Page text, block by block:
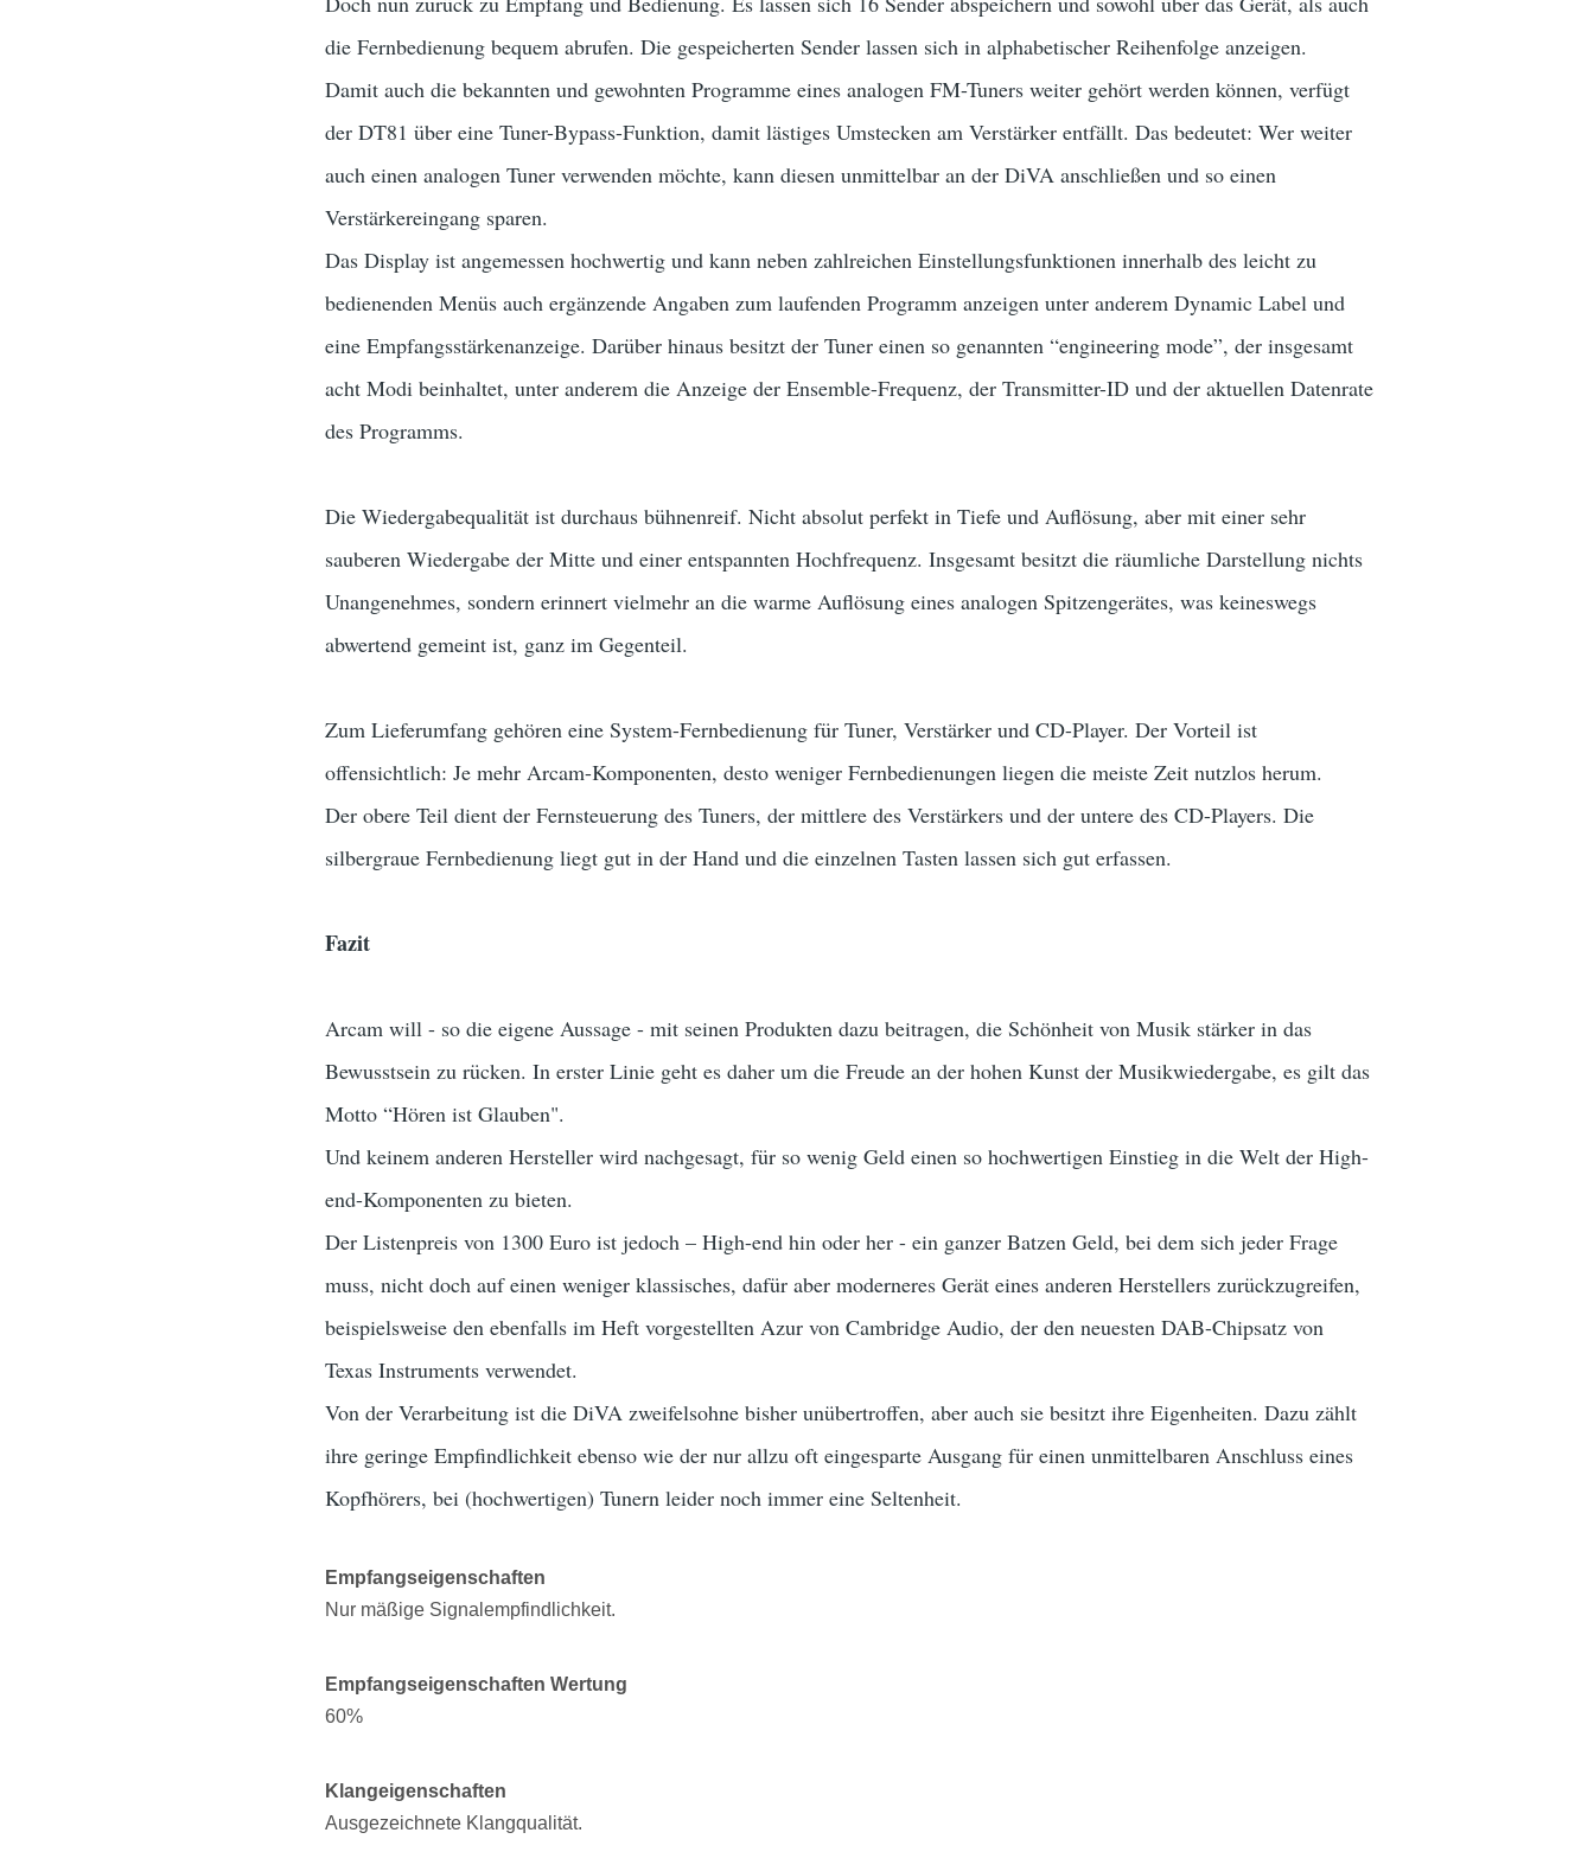
die Fernbedienung bequem abrufen. Die gespeicherten Sender lassen sich in alphabetischer Reihenfolge anzeigen.
Damit auch die bekannten und gewohnten Programme eines analogen FM-Tuners weiter gehört werden können, verfügt
der DT81 über eine Tuner-Bypass-Funktion, damit lästiges Umstecken am Verstärker entfällt. Das bedeutet: Wer weiter
auch einen analogen Tuner verwenden möchte, kann diesen unmittelbar an der DiVA anschließen und so einen
Verstärkereingang sparen.
Das Display ist angemessen hochwertig und kann neben zahlreichen Einstellungsfunktionen innerhalb des leicht zu
bedienenden Menüs auch ergänzende Angaben zum laufenden Programm anzeigen unter anderem Dynamic Label und
eine Empfangsstärkenanzeige. Darüber hinaus besitzt der Tuner einen so genannten “engineering mode”, der insgesamt
acht Modi beinhaltet, unter anderem die Anzeige der Ensemble-Frequenz, der Transmitter-ID und der aktuellen Datenrate
des Programms.
Die Wiedergabequalität ist durchaus bühnenreif. Nicht absolut perfekt in Tiefe und Auflösung, aber mit einer sehr
sauberen Wiedergabe der Mitte und einer entspannten Hochfrequenz. Insgesamt besitzt die räumliche Darstellung nichts
Unangenehmes, sondern erinnert vielmehr an die warme Auflösung eines analogen Spitzengerätes, was keineswegs
abwertend gemeint ist, ganz im Gegenteil.
Zum Lieferumfang gehören eine System-Fernbedienung für Tuner, Verstärker und CD-Player. Der Vorteil ist
offensichtlich: Je mehr Arcam-Komponenten, desto weniger Fernbedienungen liegen die meiste Zeit nutzlos herum.
Der obere Teil dient der Fernsteuerung des Tuners, der mittlere des Verstärkers und der untere des CD-Players. Die
silbergraue Fernbedienung liegt gut in der Hand und die einzelnen Tasten lassen sich gut erfassen.
Fazit
Arcam will - so die eigene Aussage - mit seinen Produkten dazu beitragen, die Schönheit von Musik stärker in das
Bewusstsein zu rücken. In erster Linie geht es daher um die Freude an der hohen Kunst der Musikwiedergabe, es gilt das
Motto “Hören ist Glauben".
Und keinem anderen Hersteller wird nachgesagt, für so wenig Geld einen so hochwertigen Einstieg in die Welt der High-
end-Komponenten zu bieten.
Der Listenpreis von 1300 Euro ist jedoch – High-end hin oder her - ein ganzer Batzen Geld, bei dem sich jeder Frage
muss, nicht doch auf einen weniger klassisches, dafür aber moderneres Gerät eines anderen Herstellers zurückzugreifen,
beispielsweise den ebenfalls im Heft vorgestellten Azur von Cambridge Audio, der den neuesten DAB-Chipsatz von
Texas Instruments verwendet.
Von der Verarbeitung ist die DiVA zweifelsohne bisher unübertroffen, aber auch sie besitzt ihre Eigenheiten. Dazu zählt
ihre geringe Empfindlichkeit ebenso wie der nur allzu oft eingesparte Ausgang für einen unmittelbaren Anschluss eines
Kopfhörers, bei (hochwertigen) Tunern leider noch immer eine Seltenheit.
Empfangseigenschaften
Nur mäßige Signalempfindlichkeit.
Empfangseigenschaften Wertung
60%
Klangeigenschaften
Ausgezeichnete Klangqualität.